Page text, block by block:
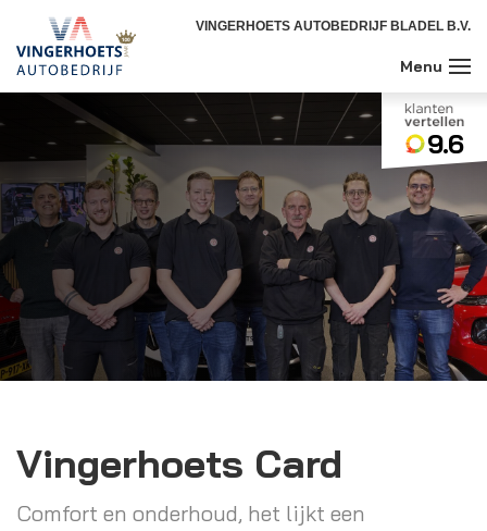
VINGERHOETS AUTOBEDRIJF BLADEL B.V.
9.6
Vingerhoets Card
Comfort en onderhoud, het lijkt een